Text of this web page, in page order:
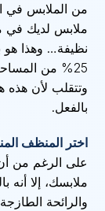
من الملابس في
ملابس لديك في
نظيفة… وهذا
25% من
وتتقلب لأن هذه
بالفعل.
اختر المنظف
على الرغم من
ملابسك، إلا أنه
والرائحة